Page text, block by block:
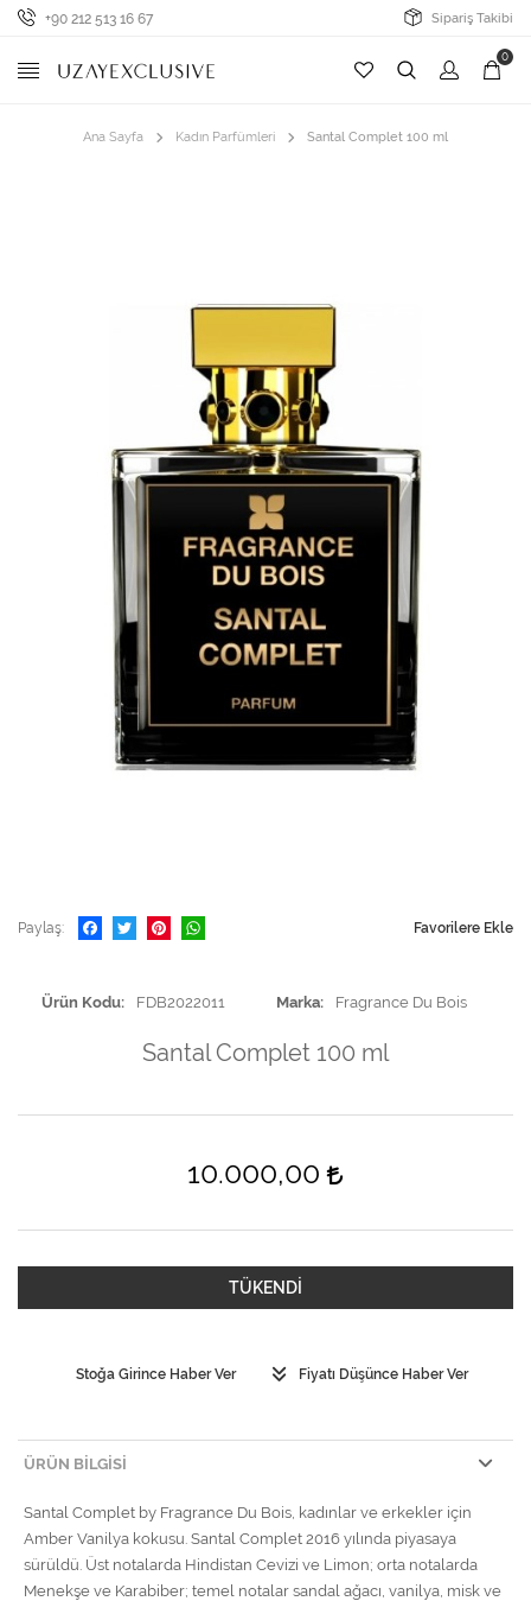
+90 212 513 16 67 Sipariş Takibi
0
Ana Sayfa Kadın Parfümleri Santal Complet 100 ml
Paylaş Favorilere Ekle
Ürün Kodu FDB2022011 Marka Fragrance Du Bois
Santal Complet 100 ml
10.000,00
TÜKENDİ
Stoğa Girince Haber Ver Fiyatı Düşünce Haber Ver
ÜRÜN BILGISI
Santal Complet by Fragrance Du Bois, kadınlar ve erkekler için
Amber Vanilya kokusu. Santal Complet 2016 yılında piyasaya
sürüldü. Üst notalarda Hindistan Cevizi ve Limon; orta notalarda
Menekşe ve Karabiber; temel notalar sandal ağacı, vanilya, misk ve